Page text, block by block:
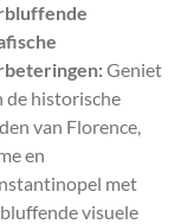
Geniet
de historische
van Florence,
en
met
visuele